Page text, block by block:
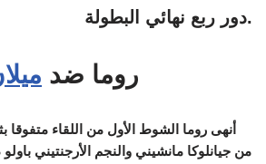
دور ربع نهائي البطولة.
روما ضد
أنهى روما الشوط الأول من اللقاء متفوقا